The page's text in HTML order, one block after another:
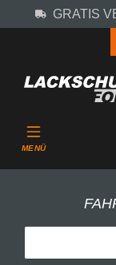
Zum Hauptinhalt
GRATIS
MENÜ